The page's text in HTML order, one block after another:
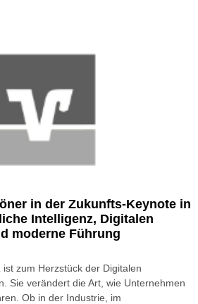
in der Zukunfts-Keynote in
Intelligenz, Digitalen
moderne Führung
zum Herzstück der Digitalen
Sie verändert die Art, wie Unternehmen
Ob in der Industrie, im